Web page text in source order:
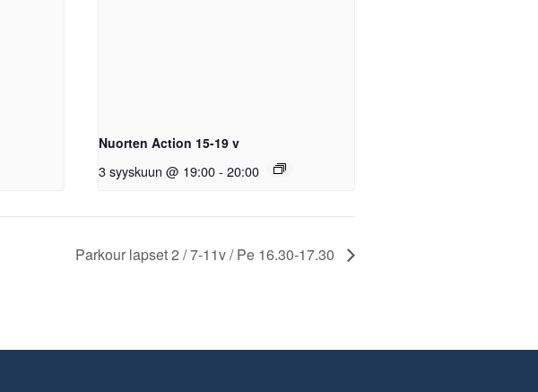
Nuorten Action 15-19 v
3 syyskuun @ 19:00- 20:00
Parkour lapset 2 / 7-11v / Pe 16.30-17.30